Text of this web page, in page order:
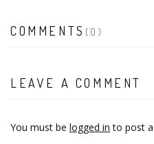
COMMENTS (0)
LEAVE A COMMENT
You must be logged in to post